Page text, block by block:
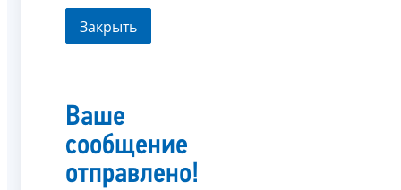
Закрыть
Ваше
сообщение
отправлено!